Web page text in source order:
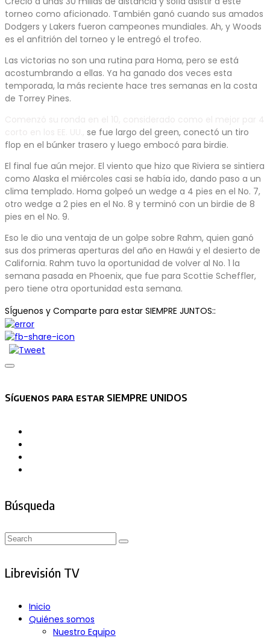
torneo como aficionado. También ganó cuando sus amados
Dodgers y Lakers fueron campeones mundiales. Ah, y Woods
es el anfitrión del torneo y le entregó el trofeo.
Las victorias no son una rutina para Homa, pero se está
acostumbrando a ellas. Ya ha ganado dos veces esta
temporada, la más reciente hace tres semanas en la costa
de Torrey Pines.
se fue largo del green, conectó un tiro
flop en el búnker trasero y luego embocó para birdie.
El final fue aún mejor. El viento que hizo que Riviera se sintiera
como Alaska el miércoles casi se había ido, dando paso a un
clima templado. Homa golpeó un wedge a 4 pies en el No. 7,
otro wedge a 2 pies en el No. 8 y terminó con un birdie de 8
pies en el No. 9.
Eso le dio una ventaja de un golpe sobre Rahm, quien ganó
sus dos primeras aperturas del año en Hawái y el desierto de
California. Rahm tuvo la oportunidad de volver al No. 1 la
semana pasada en Phoenix, que fue para Scottie Scheffler,
pero tiene otra oportunidad esta semana.
SÍguenos y Comparte para estar SIEMPRE JUNTOS::
Asides
Síguenos para estar SIEMPRE UNIDOS
Búsqueda
Search
Search
Librevisión TV
Inicio
Quiénes somos
Nuestro Equipo